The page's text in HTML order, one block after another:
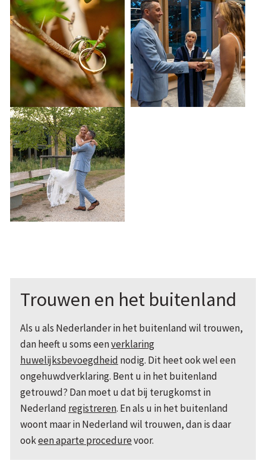
Trouwen en het buitenland
Als u als Nederlander in het buitenland wil trouwen,
dan heeft u soms eenverklaring
huwelijksbevoegdheid nodig. Dit heet ook wel een
ongehuwdverklaring. Bent u in het buitenland
getrouwd? Dan moet u dat bij terugkomst in
Nederland registreren. En als u in het buitenland
woont maar in Nederland wil trouwen, dan is daar
ookeen aparte procedurevoor.